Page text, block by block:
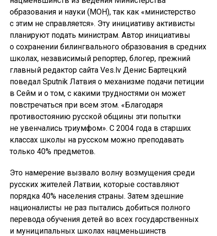
образования и науки (МОН), так как «министерство
с этим не справляется». Эту инициативу активисты
планируют подать министрам. Автор инициативы
о сохранении билингвального образования в средних
школах, независимый репортер, блогер, прежний
главный редактор сайта Ves.lv Денис Бартецкий
поведал Sputnik Латвия о механизме подачи петиции
в Сейм и о том, с какими трудностями он может
повстречаться при всем этом. «Благодаря
противостоянию русской общины эти попытки
не увенчались триумфом». С 2004 года в старших
классах школы на русском можно преподавать
только 40% предметов.
Это намерение вызвало волну возмущения среди
русских жителей Латвии, которые составляют
порядка 40% населения страны. Затем здешние
националисты не раз пытались добиться полного
перевода обучения детей во всех государственных
и муниципальных школах нацменьшинств